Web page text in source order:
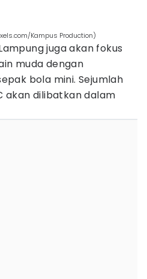
Kampus Production)
juga akan fokus
muda dengan
bola mini. Sejumlah
akan dilibatkan dalam